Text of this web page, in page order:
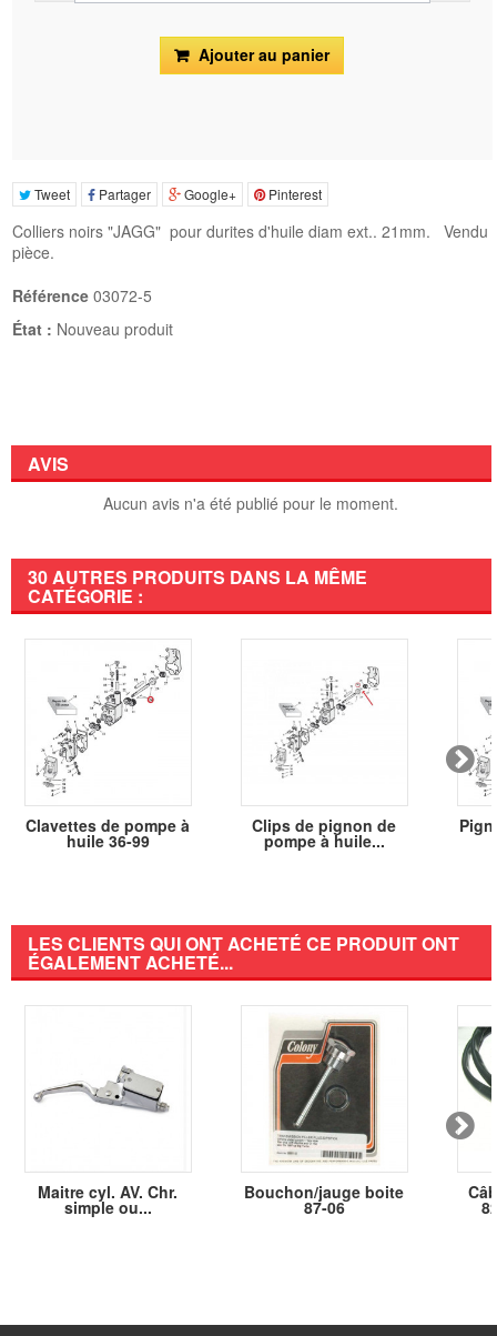
Ajouter au panier
Tweet Partager Google+ Pinterest
Colliers noirs "JAGG" pour durites d'huile diam ext.. 21mm. Vendu
pièce.
Référence 03072-5
État : Nouveau produit
AVIS
Aucun avis n'a été publié pour le moment.
30 AUTRES PRODUITS DANS LA MÊME
CATÉGORIE :
Clavettes de pompe à
huile 36-99
Clips de pignon de
pompe à huile...
LES CLIENTS QUI ONT ACHETÉ CE PRODUIT ONT
ÉGALEMENT ACHETÉ...
Maitre cyl. AV. Chr.
simple ou...
Bouchon/jauge boite
87-06